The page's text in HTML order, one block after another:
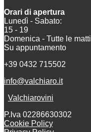
Orari di apertura
Lunedì - Sabato:
15 - 19
Domenica - Tutte le
Su appuntamento
+39 0432 715502
info@valchiaro.it
Valchiarovini
P.Iva 02286630302
Cookie Policy